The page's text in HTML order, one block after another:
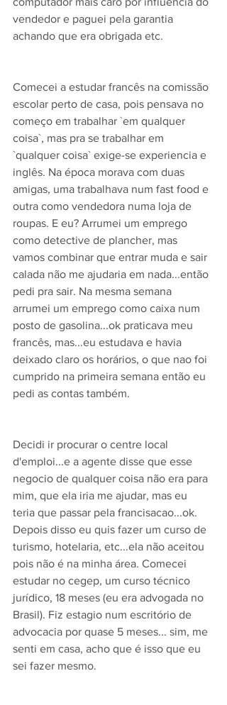
vendedor e paguei pela garantia
achando que era obrigada etc.
Comecei a estudar francês na comissão
escolar perto de casa, pois pensava no
começo em trabalhar `em qualquer
coisa`, mas pra se trabalhar em
`qualquer coisa` exige-se experiencia e
inglês. Na época morava com duas
amigas, uma trabalhava num fast food e
outra como vendedora numa loja de
roupas. E eu? Arrumei um emprego
como detective de plancher, mas
vamos combinar que entrar muda e sair
calada não me ajudaria em nada...então
pedi pra sair. Na mesma semana
arrumei um emprego como caixa num
posto de gasolina...ok praticava meu
francês, mas...eu estudava e havia
deixado claro os horários, o que nao foi
cumprido na primeira semana então eu
pedi as contas também.
Decidi ir procurar o centre local
d'emploi...e a agente disse que esse
negocio de qualquer coisa não era para
mim, que ela iria me ajudar, mas eu
teria que passar pela francisacao...ok.
Depois disso eu quis fazer um curso de
turismo, hotelaria, etc...ela não aceitou
pois não é na minha área. Comecei
estudar no cegep, um curso técnico
jurídico, 18 meses (eu era advogada no
Brasil). Fiz estagio num escritório de
advocacia por quase 5 meses... sim, me
senti em casa, acho que é isso que eu
sei fazer mesmo.